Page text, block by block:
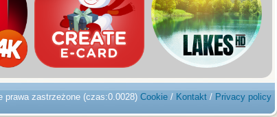
prawa zastrzeżone (czas:0.0028) Cookie / Kontakt / Privacy policy